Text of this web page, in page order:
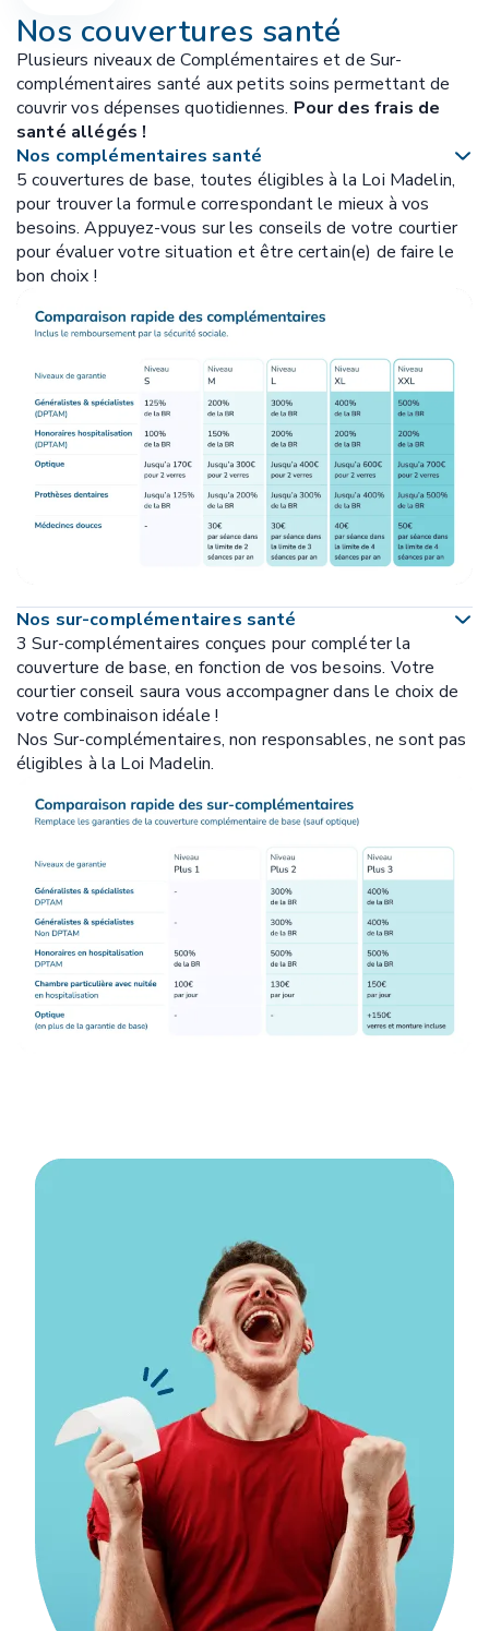
Nos couvertures santé
Plusieurs niveaux de Complémentaires et de Sur-
complémentaires santé aux petits soins permettant de
couvrir vos dépenses quotidiennes. Pour des frais de
santé allégés !
Nos complémentaires santé
5 couvertures de base, toutes éligibles à la Loi Madelin,
pour trouver la formule correspondant le mieux à vos
besoins. Appuyez-vous sur les conseils de votre courtier
pour évaluer votre situation et être certain(e) de faire le
bon choix !
Nos sur-complémentaires santé
3 Sur-complémentaires conçues pour compléter la
couverture de base, en fonction de vos besoins. Votre
courtier conseil saura vous accompagner dans le choix de
votre combinaison idéale !
Nos Sur-complémentaires, non responsables, ne sont pas
éligibles à la Loi Madelin.